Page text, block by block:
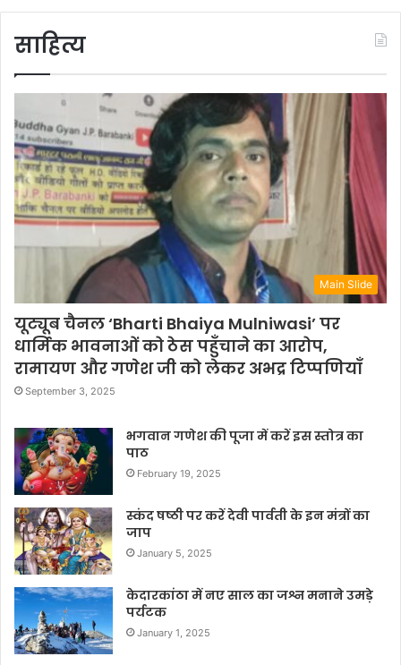
साहित्य
Main Slide
यूट्यूब चैनल ‘Bharti Bhaiya Mulniwasi’ पर
धार्मिक भावनाओं को ठेस पहुँचाने का आरोप,
रामायण और गणेश जी को लेकर अभद्र टिप्पणियाँ
September 3, 2025
भगवान गणेश की पूजा में करें इस स्तोत्र का
पाठ
February 19, 2025
स्कंद षष्ठी पर करें देवी पार्वती के इन मंत्रों का
जाप
January 5, 2025
केदारकांठा में नए साल का जश्न मनाने उमड़े
पर्यटक
January 1, 2025